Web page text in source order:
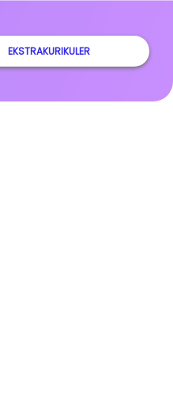
EKSTRAKURIKULER